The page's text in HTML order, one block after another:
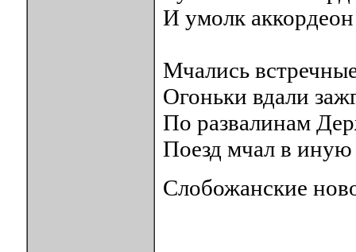
И умолк
Мчались
Огоньки вдали
По развалинам
Поезд мчал в
Слобожанские